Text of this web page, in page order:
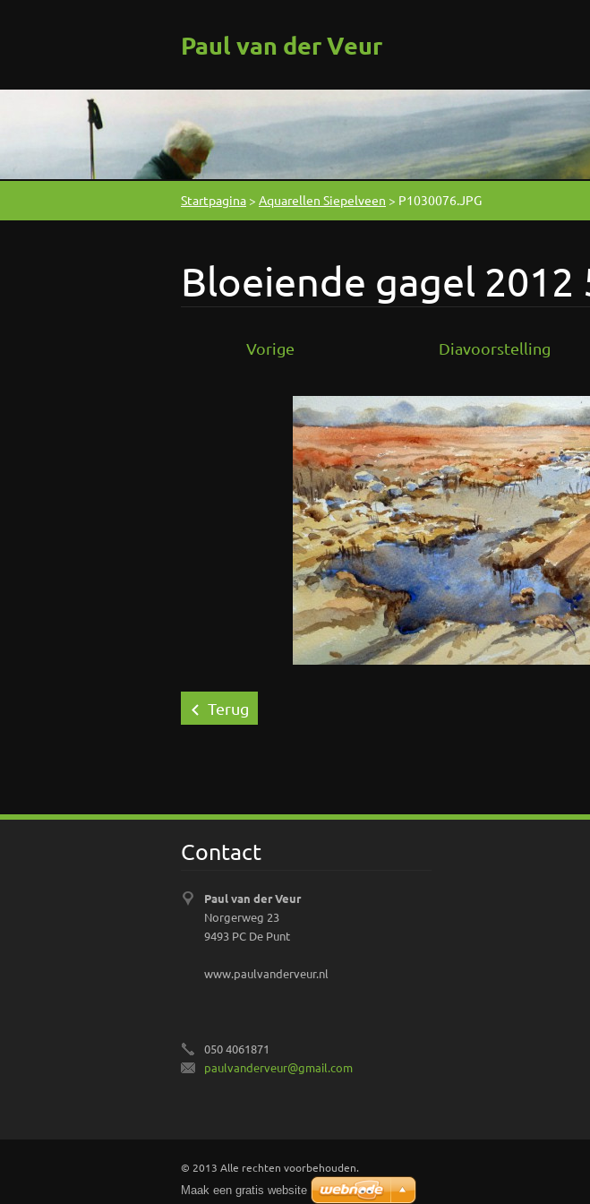
Paul van der Veur
Startpagina > Aquarellen Siepelveen > P1030076.JPG
Bloeiende gagel 2012
Vorige Diavoorstelling
Terug
Contact
Paul van der Veur
Norgerweg 23
9493 PC De Punt
www.paulvanderveur.nl
050 4061871
paulvanderveur@gmail.com
© 2013 Alle rechten voorbehouden.
Maak een gratis website